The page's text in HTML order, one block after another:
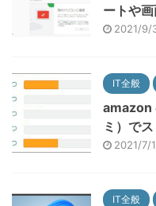
ートや
2021/9/
IT全般
amazon
ミ）で
2021/7/
IT全般